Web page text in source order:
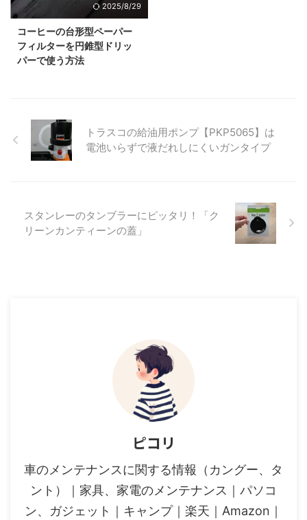
2025/8/29
コーヒーの台形型ペーパー
フィルターを円錐型ドリッ
パーで使う方法
トラスコの給油用ポンプ【PKP5065】は
電池いらずで液だれしにくいガンタイプ
スタンレーのタンブラーにピッタリ！「ク
リーンカンティーンの蓋」
ピコリ
車のメンテナンスに関する情報（カングー、タ
ント）｜家具、家電のメンテナンス｜パソコ
ン、ガジェット｜キャンプ｜楽天｜Amazon｜